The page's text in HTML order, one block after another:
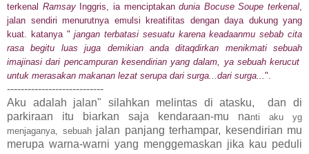
terkenal RamsayInggris, ia menciptakandunia Bocuse Soupe terkenal
jalan sendiri menurutnya emulsi kreatifitas dengan daya dukung yang
kuat. katanya " janganterbatasi sesuatu karena keadaanmu sebab cita
rasa begitu luas juga demikian andaditaqdirkan menikmati sebuah
imajinasi dari pencampuran kesendirian yang dalam, ya sebuah kerucut
untuk merasakan makanan lezat serupa dari surga...dari surga... ".
----------------------------
Aku adalah jalan" silahkan melintas di atasku, dan di
parkiraan itu biarkan saja kendaraan-mu nanti aku yg
menjaganya, sebuah jalan panjang terhampar, kesendirian mu
merupa warna-warni yang menggemaskan jika kau peduli